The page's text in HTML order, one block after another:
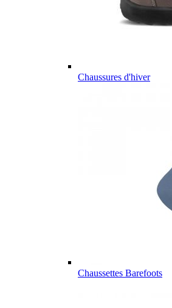
Chaussures d'hiver
Chaussettes Barefoots